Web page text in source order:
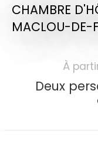
CHAMBRE
MACLOU-DE-
À
Deux